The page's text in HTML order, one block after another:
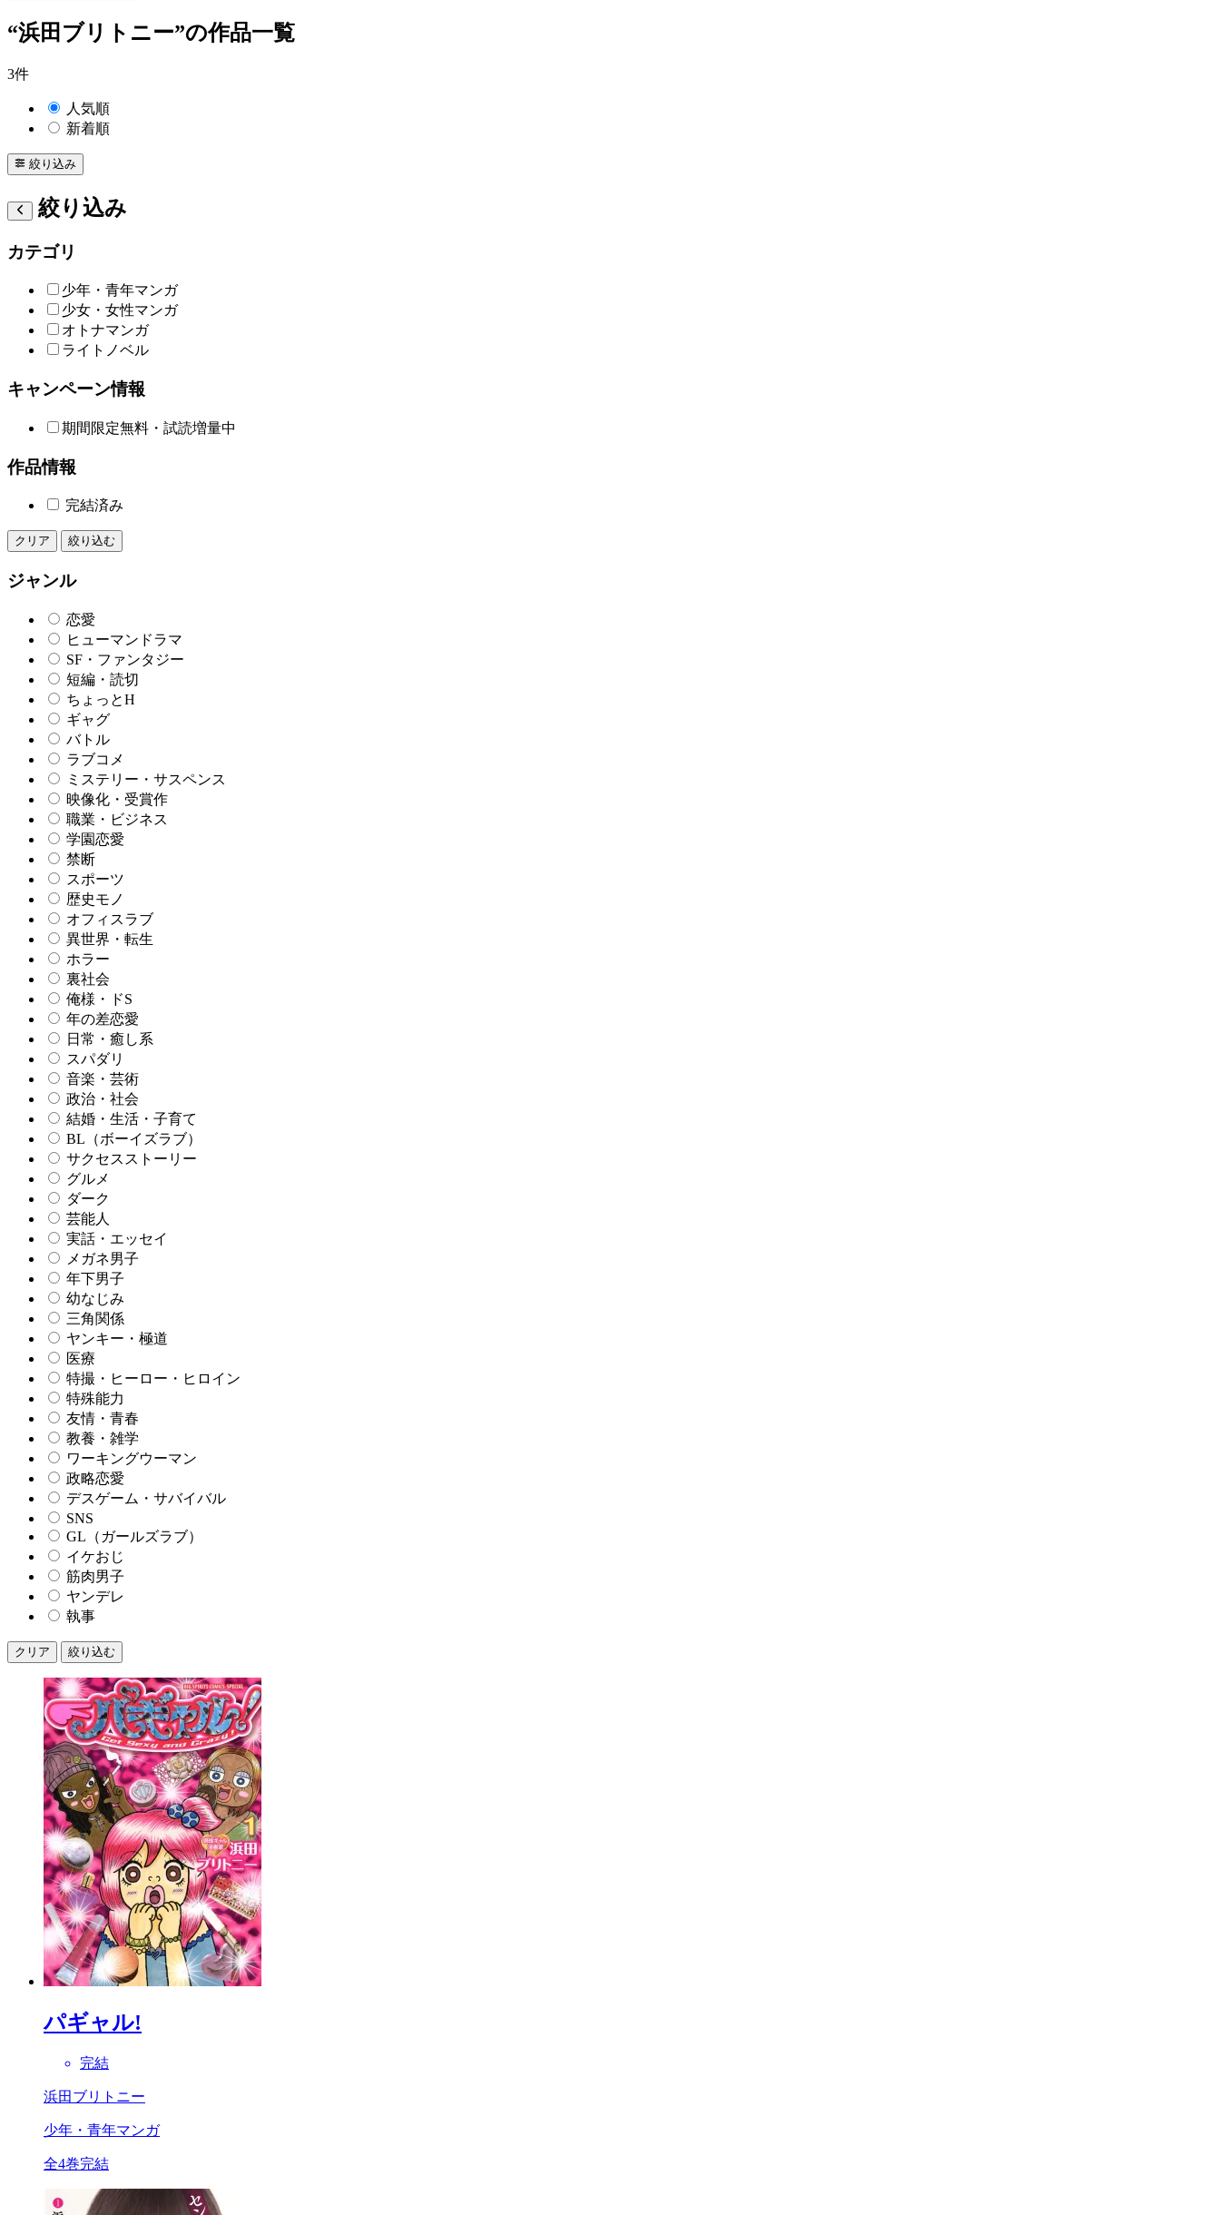
“浜田ブリトニー”の作品一覧
3件
人気順
新着順
絞り込み
絞り込み
カテゴリ
少年・青年マンガ
少女・女性マンガ
オトナマンガ
ライトノベル
キャンペーン情報
期間限定無料・試読増量中
作品情報
完結済み
クリア 絞り込む
ジャンル
恋愛
ヒューマンドラマ
SF・ファンタジー
短編・読切
ちょっとH
ギャグ
バトル
ラブコメ
ミステリー・サスペンス
映像化・受賞作
職業・ビジネス
学園恋愛
禁断
スポーツ
歴史モノ
オフィスラブ
異世界・転生
ホラー
裏社会
俺様・ドS
年の差恋愛
日常・癒し系
スパダリ
音楽・芸術
政治・社会
結婚・生活・子育て
BL（ボーイズラブ）
サクセスストーリー
グルメ
ダーク
芸能人
実話・エッセイ
メガネ男子
年下男子
幼なじみ
三角関係
ヤンキー・極道
医療
特撮・ヒーロー・ヒロイン
特殊能力
友情・青春
教養・雑学
ワーキングウーマン
政略恋愛
デスゲーム・サバイバル
SNS
GL（ガールズラブ）
イケおじ
筋肉男子
ヤンデレ
執事
クリア 絞り込む
パギャル!
完結
浜田ブリトニー
少年・青年マンガ
全4巻完結